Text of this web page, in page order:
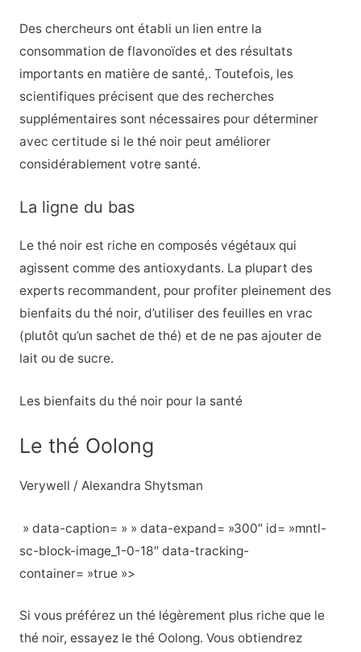
Des chercheurs ont établi un lien entre la
consommation de flavonoïdes et des résultats
importants en matière de santé,. Toutefois, les
scientifiques précisent que des recherches
supplémentaires sont nécessaires pour déterminer
avec certitude si le thé noir peut améliorer
considérablement votre santé.
La ligne du bas
Le thé noir est riche en composés végétaux qui
agissent comme des antioxydants. La plupart des
experts recommandent, pour profiter pleinement des
bienfaits du thé noir, d’utiliser des feuilles en vrac
(plutôt qu’un sachet de thé) et de ne pas ajouter de
lait ou de sucre.
Les bienfaits du thé noir pour la santé
Le thé Oolong
Verywell / Alexandra Shytsman
» data-caption= » » data-expand= »300″ id= »mntl-
sc-block-image_1-0-18″ data-tracking-
container= »true »>
Si vous préférez un thé légèrement plus riche que le
thé noir, essayez le thé Oolong. Vous obtiendrez